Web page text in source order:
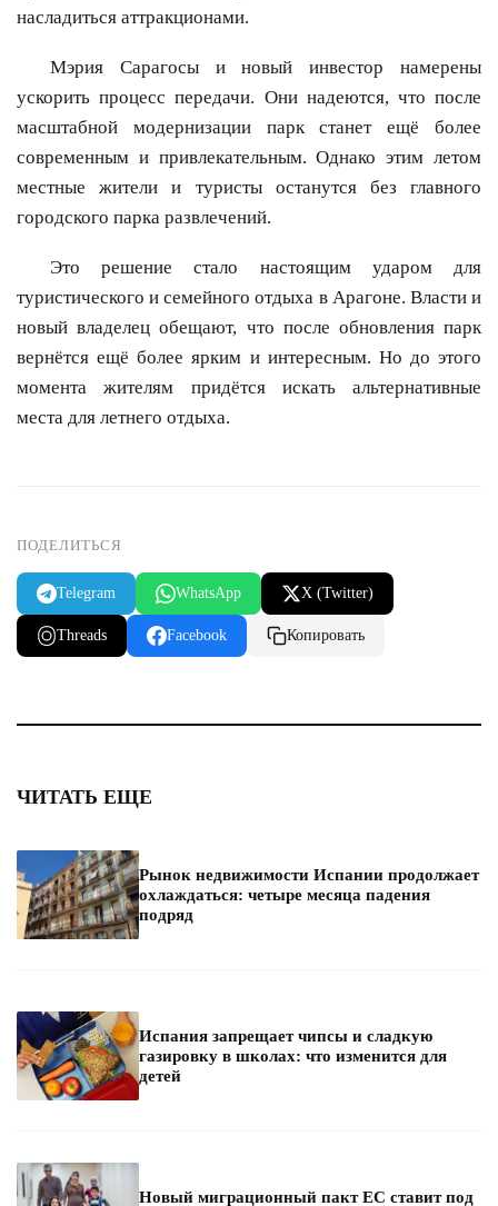
насладиться аттракционами.
Мэрия Сарагосы и новый инвестор намерены
ускорить процесс передачи. Они надеются, что после
масштабной модернизации парк станет ещё более
современным и привлекательным. Однако этим летом
местные жители и туристы останутся без главного
городского парка развлечений.
Это решение стало настоящим ударом для
туристического и семейного отдыха в Арагоне. Власти и
новый владелец обещают, что после обновления парк
вернётся ещё более ярким и интересным. Но до этого
момента жителям придётся искать альтернативные
места для летнего отдыха.
ПОДЕЛИТЬСЯ
Telegram WhatsApp X (Twitter)
Threads Facebook Копировать
ЧИТАТЬ ЕЩЕ
Рынок недвижимости Испании продолжает
охлаждаться: четыре месяца падения
подряд
Испания запрещает чипсы и сладкую
газировку в школах: что изменится для
детей
Новый миграционный пакт ЕС ставит под